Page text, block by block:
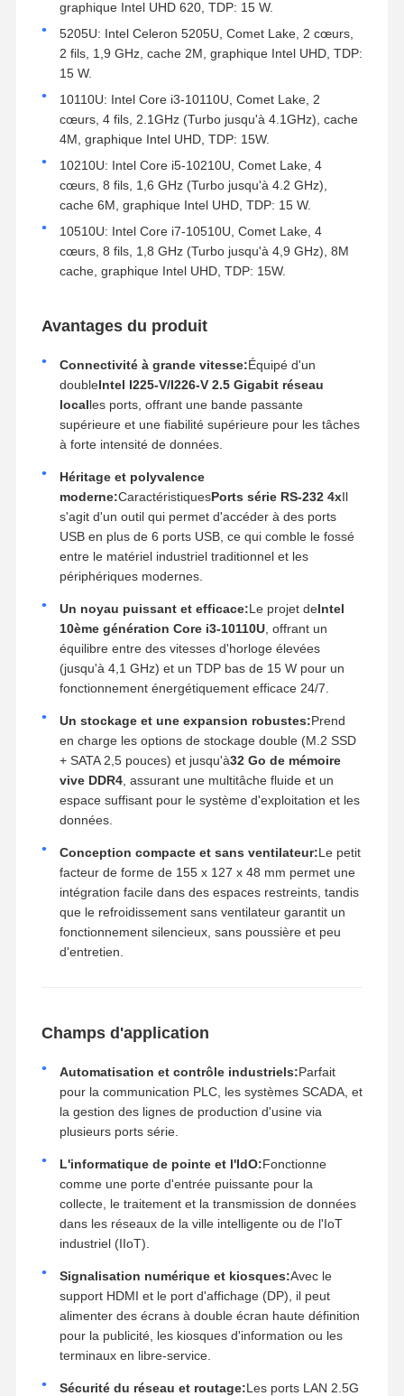
graphique Intel UHD 620, TDP: 15 W.
5205U: Intel Celeron 5205U, Comet Lake, 2 cœurs,
2 fils, 1,9 GHz, cache 2M, graphique Intel UHD, TDP:
15 W.
10110U: Intel Core i3-10110U, Comet Lake, 2
cœurs, 4 fils, 2.1GHz (Turbo jusqu'à 4.1GHz), cache
4M, graphique Intel UHD, TDP: 15W.
10210U: Intel Core i5-10210U, Comet Lake, 4
cœurs, 8 fils, 1,6 GHz (Turbo jusqu'à 4.2 GHz),
cache 6M, graphique Intel UHD, TDP: 15 W.
10510U: Intel Core i7-10510U, Comet Lake, 4
cœurs, 8 fils, 1,8 GHz (Turbo jusqu'à 4,9 GHz), 8M
cache, graphique Intel UHD, TDP: 15W.
Avantages du produit
Connectivité à grande vitesse:Équipé d'un
doubleIntel I225-V/I226-V 2.5 Gigabit réseau
localles ports, offrant une bande passante
supérieure et une fiabilité supérieure pour les tâches
à forte intensité de données.
Héritage et polyvalence
moderne:CaractéristiquesPorts série RS-232 4xIl
s'agit d'un outil qui permet d'accéder à des ports
USB en plus de 6 ports USB, ce qui comble le fossé
entre le matériel industriel traditionnel et les
périphériques modernes.
Un noyau puissant et efficace:Le projet deIntel
10ème génération Core i3-10110U, offrant un
équilibre entre des vitesses d'horloge élevées
(jusqu'à 4,1 GHz) et un TDP bas de 15 W pour un
fonctionnement énergétiquement efficace 24/7.
Un stockage et une expansion robustes:Prend
en charge les options de stockage double (M.2 SSD
+ SATA 2,5 pouces) et jusqu'à32 Go de mémoire
vive DDR4, assurant une multitâche fluide et un
espace suffisant pour le système d'exploitation et les
données.
Conception compacte et sans ventilateur:Le petit
facteur de forme de 155 x 127 x 48 mm permet une
intégration facile dans des espaces restreints, tandis
que le refroidissement sans ventilateur garantit un
fonctionnement silencieux, sans poussière et peu
d'entretien.
Champs d'application
Automatisation et contrôle industriels:Parfait
pour la communication PLC, les systèmes SCADA, et
la gestion des lignes de production d'usine via
plusieurs ports série.
L'informatique de pointe et l'IdO:Fonctionne
comme une porte d'entrée puissante pour la
collecte, le traitement et la transmission de données
dans les réseaux de la ville intelligente ou de l'IoT
industriel (IIoT).
Signalisation numérique et kiosques:Avec le
support HDMI et le port d'affichage (DP), il peut
alimenter des écrans à double écran haute définition
pour la publicité, les kiosques d'information ou les
terminaux en libre-service.
Sécurité du réseau et routage:Les ports LAN 2.5G